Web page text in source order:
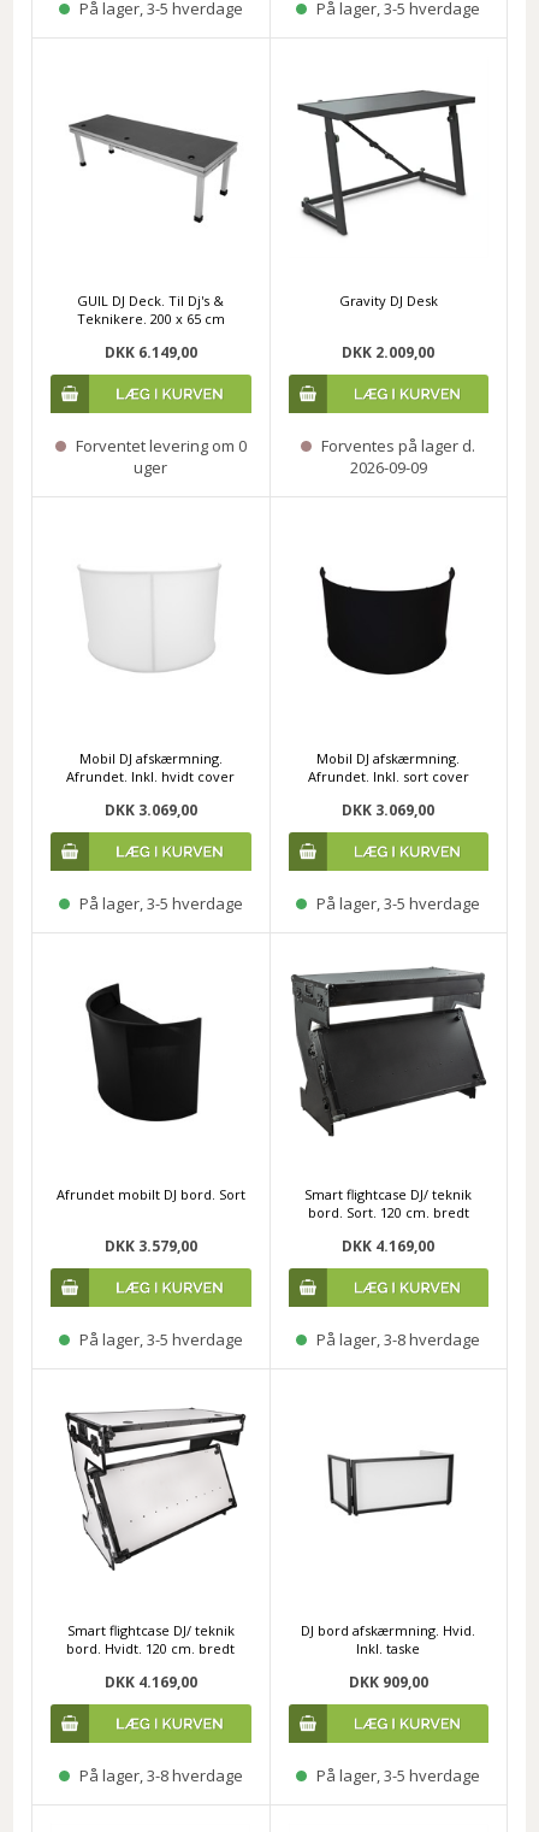
På lager, 3-5 hverdage På lager, 3-5 hverdage
GUIL DJ Deck. Til Dj's &
Teknikere. 200 x 65 cm
DKK 6.149,00
Forventet levering om 0
uger
Gravity DJ Desk
DKK 2.009,00
Forventes på lager d.
2026-09-09
Mobil DJ afskærmning.
Afrundet. Inkl. hvidt cover
DKK 3.069,00
På lager, 3-5 hverdage
Mobil DJ afskærmning.
Afrundet. Inkl. sort cover
DKK 3.069,00
På lager, 3-5 hverdage
Afrundet mobilt DJ bord. Sort
DKK 3.579,00
På lager, 3-5 hverdage
Smart flightcase DJ/ teknik
bord. Sort. 120 cm. bredt
DKK 4.169,00
På lager, 3-8 hverdage
Smart flightcase DJ/ teknik
bord. Hvidt. 120 cm. bredt
DKK 4.169,00
På lager, 3-8 hverdage
DJ bord afskærmning. Hvid.
Inkl. taske
DKK 909,00
På lager, 3-5 hverdage